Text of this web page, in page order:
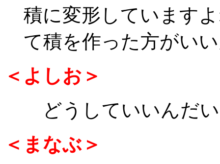
積に変形しています
て積を作った方がい
＜よしお＞
どうしていいんだ
＜まなぶ＞